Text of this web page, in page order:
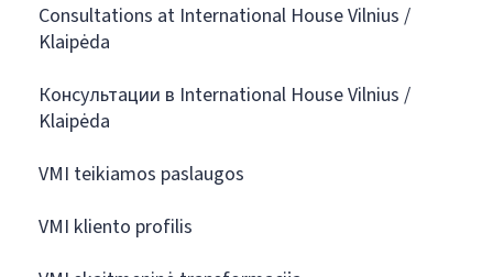
Consultations at International House Vilnius /
Klaipėda
Консультации в International House Vilnius /
Klaipėda
VMI teikiamos paslaugos
VMI kliento profilis